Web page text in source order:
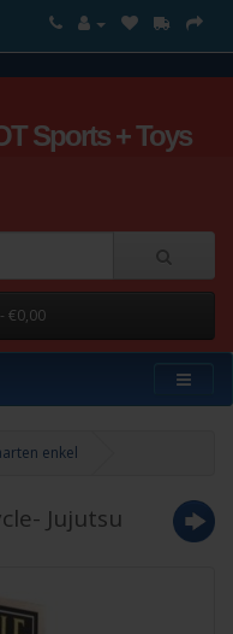
Sports + Toys
€0,00
enkel
Jujutsu